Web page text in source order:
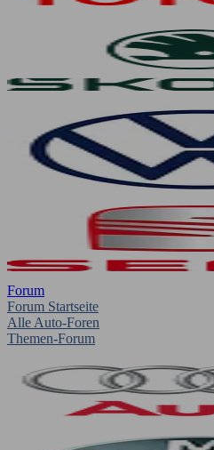
Forum
Forum Startseite
Alle Auto-Foren
Themen-Forum